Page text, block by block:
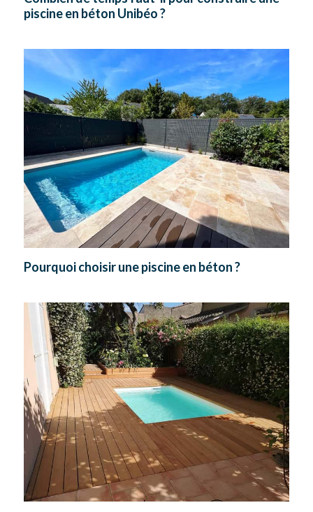
piscine en béton Unibéo ?
Pourquoi choisir une piscine en béton ?